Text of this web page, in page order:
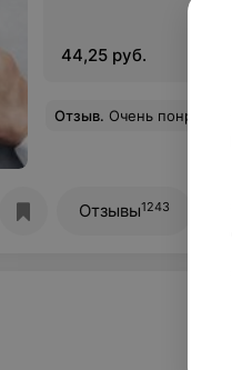
44,25 руб.
Отзыв. Очень понравилось! Хороший сервис Хотелось бы выразить
Отзывы1243